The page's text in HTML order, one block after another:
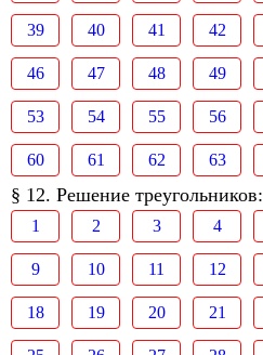
39 40 41 42
46 47 48 49
53 54 55 56
60 61 62 63
§ 12. Решение треугольников:
1 2 3 4
9 10 11 12
18 19 20 21